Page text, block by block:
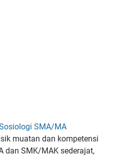
SMA/MA
muatan dan kompetensi
dan SMK/MAK sederajat,